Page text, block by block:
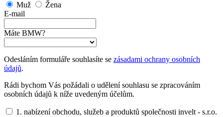
Muž
Žena
E-mail
Máte BMW?
Odesláním formuláře souhlasíte se zásadami ochrany osobních
údajů.
Rádi bychom Vás požádali o udělení souhlasu se zpracováním
osobních údajů k níže uvedeným účelům.
1. nabízení obchodu, služeb a produktů společnosti invelt - s.r.o.